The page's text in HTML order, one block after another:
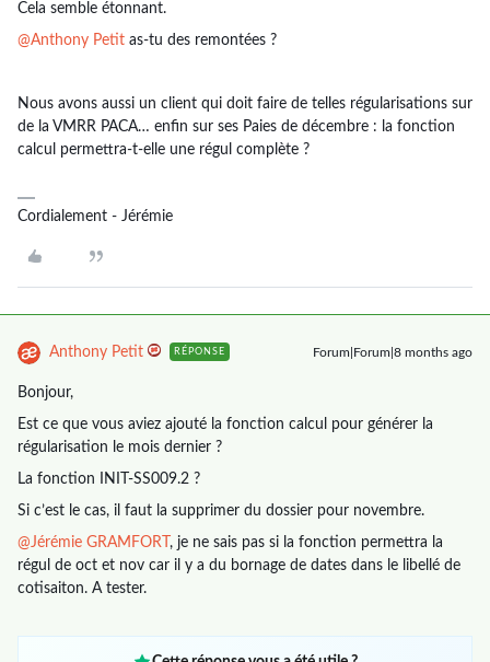
Cela semble étonnant.
@Anthony Petit as-tu des remontées ?
Nous avons aussi un client qui doit faire de telles régularisations sur
de la VMRR PACA… enfin sur ses Paies de décembre : la fonction
calcul permettra-t-elle une régul complète ?
Cordialement - Jérémie
Anthony Petit RÉPONSE Forum|Forum|8 months ago
Bonjour,
Est ce que vous aviez ajouté la fonction calcul pour générer la
régularisation le mois dernier ?
La fonction INIT-SS009.2 ?
Si c’est le cas, il faut la supprimer du dossier pour novembre.
@Jérémie GRAMFORT , je ne sais pas si la fonction permettra la
régul de oct et nov car il y a du bornage de dates dans le libellé de
cotisaiton. A tester.